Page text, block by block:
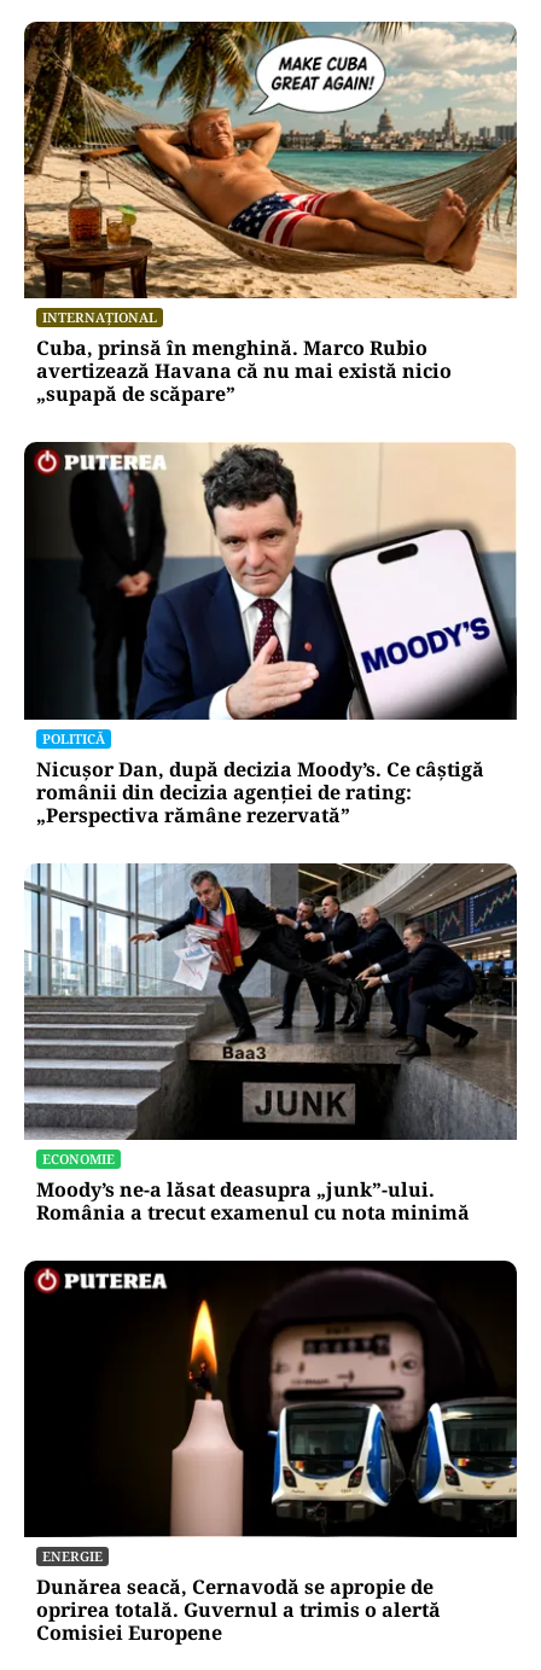
INTERNAȚIONAL
Cuba, prinsă în menghină. Marco Rubio
avertizează Havana că nu mai există nicio
„supapă de scăpare”
POLITICĂ
Nicușor Dan, după decizia Moody’s. Ce câștigă
românii din decizia agenției de rating:
„Perspectiva rămâne rezervată”
ECONOMIE
Moody’s ne-a lăsat deasupra „junk”-ului.
România a trecut examenul cu nota minimă
ENERGIE
Dunărea seacă, Cernavodă se apropie de
oprirea totală. Guvernul a trimis o alertă
Comisiei Europene